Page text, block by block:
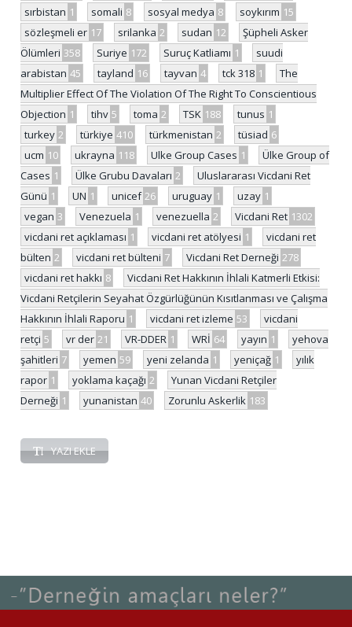
sırbistan 1 somali 8 sosyal medya 8 soykırım 15
sözleşmeli er 17 srilanka 2 sudan 12
Şüpheli Asker
Ölümleri 358 Suriye 172 Suruç Katliamı 1
suudi
arabistan 45 tayland 16 tayvan 4 tck 318 1
The
Multiplier Effect Of The Violation Of The Right To Conscientious
Objection 1 tihv 5 toma 2 TSK 188 tunus 1
turkey 2 türkiye 410 türkmenistan 2 tüsiad 6
ucm 10 ukrayna 118 Ulke Group Cases 1
Ülke Group of
Cases 1 Ülke Grubu Davaları 2
Uluslararası Vicdani Ret
Günü 1 UN 1 unicef 26 uruguay 1 uzay 1
vegan 3 Venezuela 1 venezuella 2 Vicdani Ret 1302
vicdani ret açıklaması 1 vicdani ret atölyesi 1
vicdani ret
bülten 2 vicdani ret bülteni 7 Vicdani Ret Derneği 278
vicdani ret hakkı 8
Vicdani Ret Hakkının İhlali Katmerli Etkisi:
Vicdani Retçilerin Seyahat Özgürlüğünün Kısıtlanması ve Çalışma
Hakkının İhlali Raporu 1 vicdani ret izleme 53
vicdani
retçi 5 vr der 21 VR-DDER 1 WRİ 64 yayın 1
yehova
şahitleri 7 yemen 59 yeni zelanda 1 yeniçağ 1
yılık
rapor 1 yoklama kaçağı 2
Yunan Vicdani Retçiler
Derneği 1 yunanistan 40 Zorunlu Askerlik 183
YAZI EKLE